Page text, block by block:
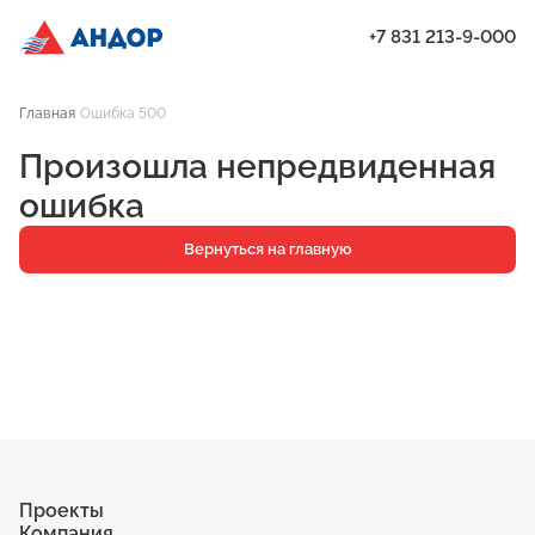
Проекты
Квартиры
Паркинг
Кладовые
+7 831 213-9-000
Главная Ошибка 500
Произошла непредвиденная
ошибка
Вернуться на главную
Проекты